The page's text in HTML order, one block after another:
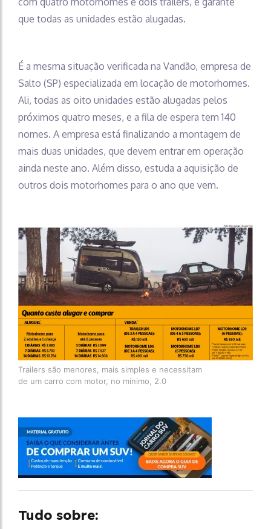
que todas as unidades estão alugadas.
É a mesma situação verificada na Vandão, empresa de
Salto (SP) especializada em locação de motorhomes.
Ali, todas as oito unidades estão alugadas pelos
próximos quatro meses, e a fila de espera tem 140
nomes. A empresa está finalizando a montagem de
mais duas unidades, que devem entrar em operação
ainda neste ano. Além disso, estuda a aquisição de
outros dois motorhomes para o ano que vem.
Trailers são menores, mais simples e necessitam
de um carro com motor, no mínimo, 2.0
Tudo sobre: